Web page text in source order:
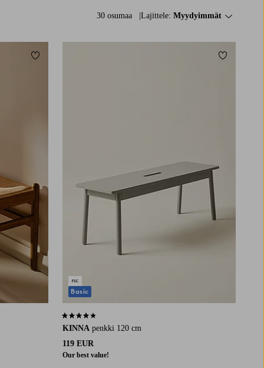
30 osumaa Lajittele: Myydyimmät
Lisää suosikkeihin
KINNA penkki 120 cm
119 EUR
Our best value!
3,9 perustuen 48 arvosanaan
Basic
Lisää